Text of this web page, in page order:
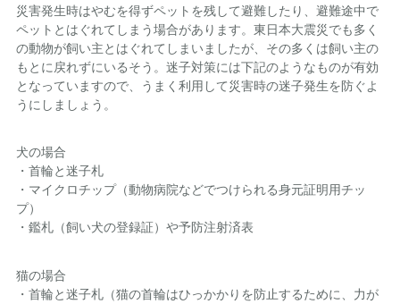
災害発生時はやむを得ずペットを残して避難したり、避難途中で
ペットとはぐれてしまう場合があります。東日本大震災でも多く
の動物が飼い主とはぐれてしまいましたが、その多くは飼い主の
もとに戻れずにいるそう。迷子対策には下記のようなものが有効
となっていますので、うまく利用して災害時の迷子発生を防ぐよ
うにしましょう。
犬の場合
・首輪と迷子札
・マイクロチップ（動物病院などでつけられる身元証明用チッ
プ）
・鑑札（飼い犬の登録証）や予防注射済表
猫の場合
・首輪と迷子札（猫の首輪はひっかかりを防止するために、力が